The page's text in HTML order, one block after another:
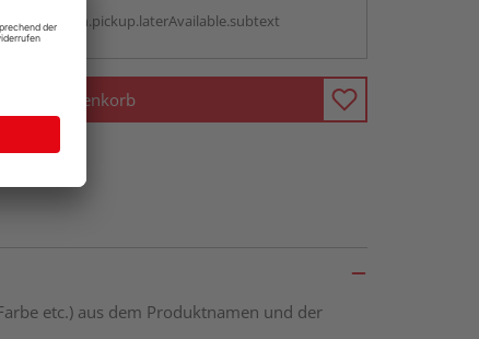
In den Warenkorb
etc.) aus dem Produktnamen und der